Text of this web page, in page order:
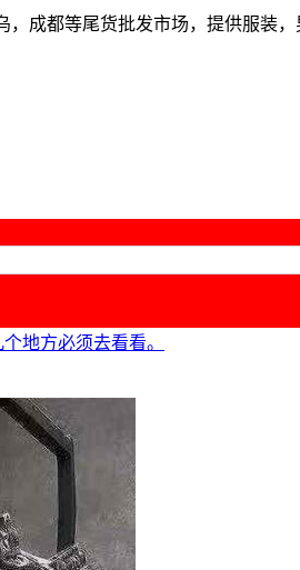
成都等尾货批发市场，提供服装
地方必须去看看。